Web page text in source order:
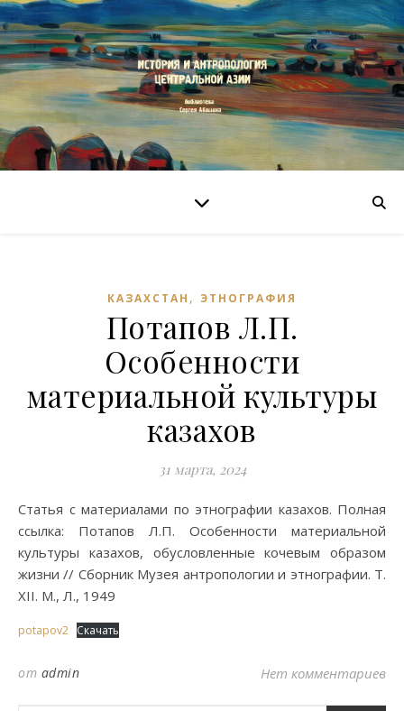
КАЗАХСТАН , ЭТНОГРАФИЯ
Потапов Л.П.
Особенности
материальной культуры
казахов
31 марта, 2024
Статья с материалами по этнографии казахов. Полная
ссылка: Потапов Л.П. Особенности материальной
культуры казахов, обусловленные кочевым образом
жизни // Сборник Музея антропологии и этнографии. Т.
XII. М., Л., 1949
potapov2 Скачать
от admin Нет комментариев